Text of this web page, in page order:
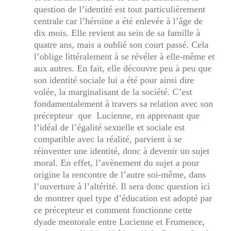
question de l’identité est tout particulièrement
centrale car l’héroïne a été enlevée à l’âge de
dix mois. Elle revient au sein de sa famille à
quatre ans, mais a oublié son court passé. Cela
l’oblige littéralement à se révéler à elle-même et
aux autres. En fait, elle découvre peu à peu que
son identité sociale lui a été pour ainsi dire
volée, la marginalisant de la société. C’est
fondamentalement à travers sa relation avec son
précepteur que Lucienne, en apprenant que
l’idéal de l’égalité sexuelle et sociale est
compatible avec la réalité, parvient à se
réinventer une identité, donc à devenir un sujet
moral. En effet, l’avènement du sujet a pour
origine la rencontre de l’autre soi-même, dans
l’ouverture à l’altérité. Il sera donc question ici
de montrer quel type d’éducation est adopté par
ce précepteur et comment fonctionne cette
dyade mentorale entre Lucienne et Frumence,